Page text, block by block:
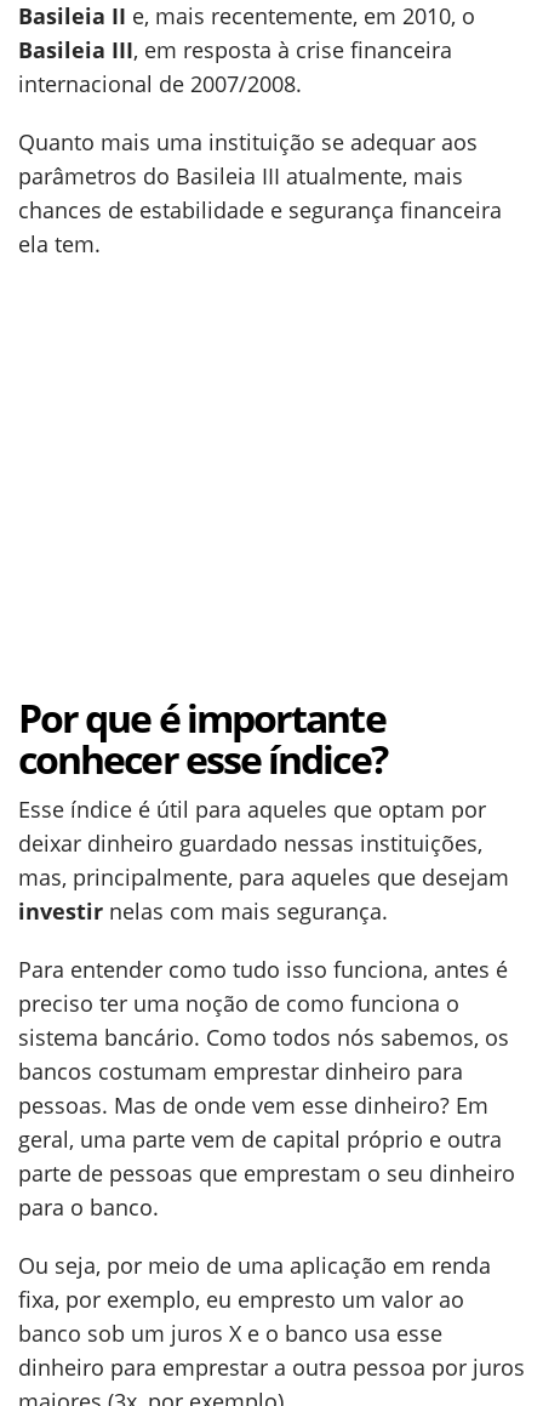
Basileia II e, mais recentemente, em 2010, o
Basileia III, em resposta à crise financeira
internacional de 2007/2008.
Quanto mais uma instituição se adequar aos
parâmetros do Basileia III atualmente, mais
chances de estabilidade e segurança financeira
ela tem.
Por que é importante
conhecer esse índice?
Esse índice é útil para aqueles que optam por
deixar dinheiro guardado nessas instituições,
mas, principalmente, para aqueles que desejam
investir nelas com mais segurança.
Para entender como tudo isso funciona, antes é
preciso ter uma noção de como funciona o
sistema bancário. Como todos nós sabemos, os
bancos costumam emprestar dinheiro para
pessoas. Mas de onde vem esse dinheiro? Em
geral, uma parte vem de capital próprio e outra
parte de pessoas que emprestam o seu dinheiro
para o banco.
Ou seja, por meio de uma aplicação em renda
fixa, por exemplo, eu empresto um valor ao
banco sob um juros X e o banco usa esse
dinheiro para emprestar a outra pessoa por juros